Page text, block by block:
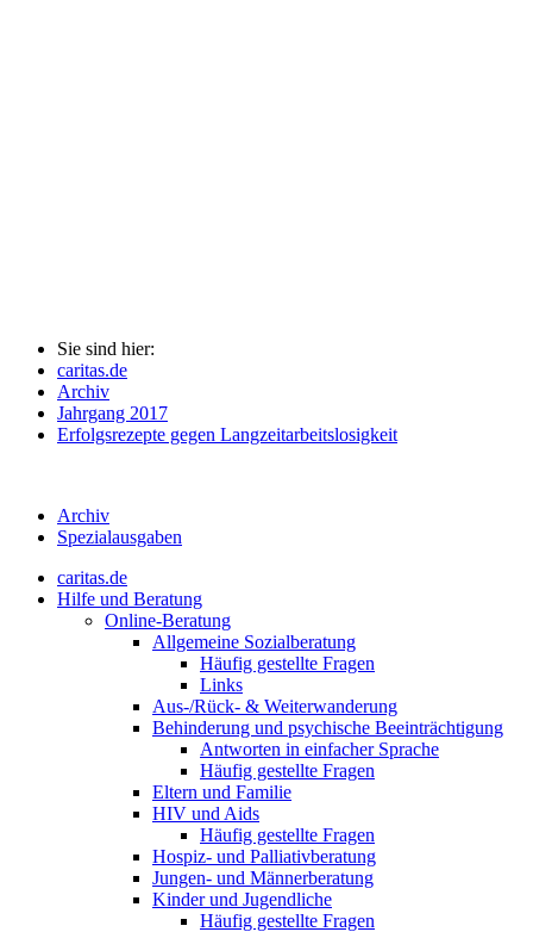
Sie sind hier:
caritas.de
Archiv
Jahrgang 2017
Erfolgsrezepte gegen Langzeitarbeitslosigkeit
Archiv
Spezialausgaben
caritas.de
Hilfe und Beratung
Online-Beratung
Allgemeine Sozialberatung
Häufig gestellte Fragen
Links
Aus-/Rück- & Weiterwanderung
Behinderung und psychische Beeinträchtigung
Antworten in einfacher Sprache
Häufig gestellte Fragen
Eltern und Familie
HIV und Aids
Häufig gestellte Fragen
Hospiz- und Palliativberatung
Jungen- und Männerberatung
Kinder und Jugendliche
Häufig gestellte Fragen